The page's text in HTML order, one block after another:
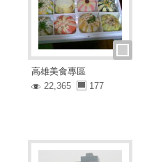
高雄美食專區
22,365
177